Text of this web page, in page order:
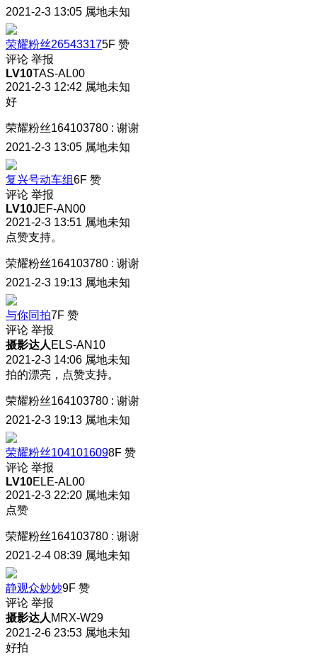
2021-2-3 13:05 属地未知
荣耀粉丝265433175F 赞
评论 举报
LV10TAS-AL00
2021-2-3 12:42 属地未知
好
荣耀粉丝164103780 : 谢谢
2021-2-3 13:05 属地未知
复兴号动车组6F 赞
评论 举报
LV10JEF-AN00
2021-2-3 13:51 属地未知
点赞支持。
荣耀粉丝164103780 : 谢谢
2021-2-3 19:13 属地未知
与你同拍7F 赞
评论 举报
摄影达人 ELS-AN10
2021-2-3 14:06 属地未知
拍的漂亮，点赞支持。
荣耀粉丝164103780 : 谢谢
2021-2-3 19:13 属地未知
荣耀粉丝1041016098F 赞
评论 举报
LV10ELE-AL00
2021-2-3 22:20 属地未知
点赞
荣耀粉丝164103780 : 谢谢
2021-2-4 08:39 属地未知
静观众妙妙9F 赞
评论 举报
摄影达人 MRX-W29
2021-2-6 23:53 属地未知
好拍